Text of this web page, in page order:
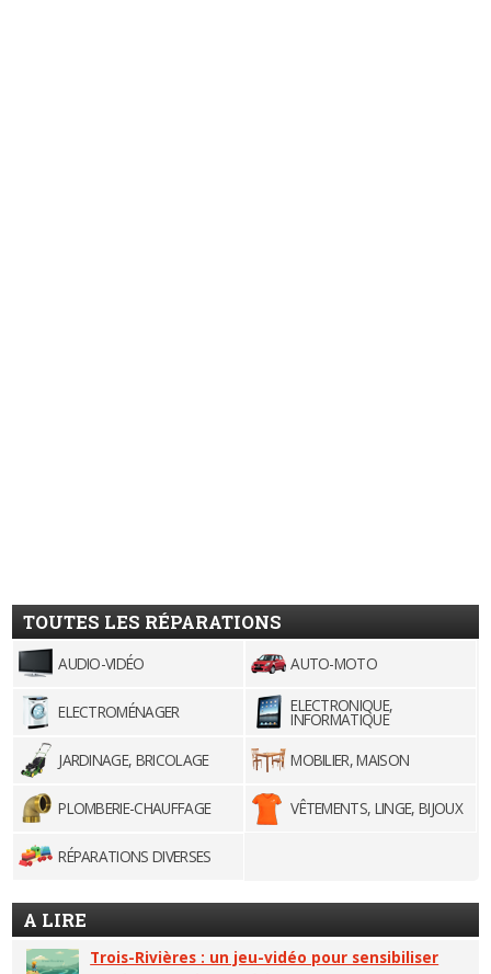
TOUTES LES RÉPARATIONS
AUDIO-VIDÉO AUTO-MOTO
ELECTROMÉNAGER ELECTRONIQUE,
INFORMATIQUE
JARDINAGE, BRICOLAGE
MOBILIER, MAISON
PLOMBERIE-CHAUFFAGE VÊTEMENTS, LINGE, BIJOUX
RÉPARATIONS DIVERSES
A LIRE
Trois-Rivières : un jeu-vidéo pour sensibiliser